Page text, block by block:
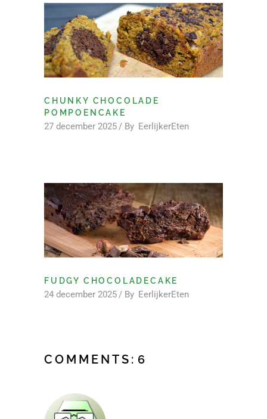
CHUNKY CHOCOLADE
POMPOENCAKE
27 december 2025 By EerlijkerEten
FUDGY CHOCOLADECAKE
24 december 2025 By EerlijkerEten
COMMENTS:6